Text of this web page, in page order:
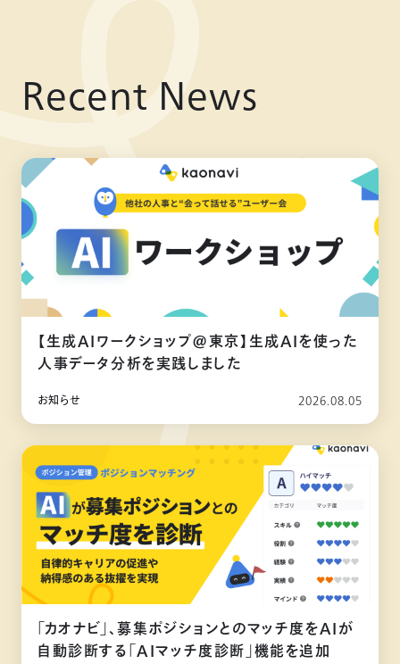
Recent News
【生成AIワークショップ@東京】生成AIを使った
人事データ分析を実践しました
お知らせ 2026.08.05
「カオナビ」、募集ポジションとのマッチ度をAIが
自動診断する「AIマッチ度診断」機能を追加